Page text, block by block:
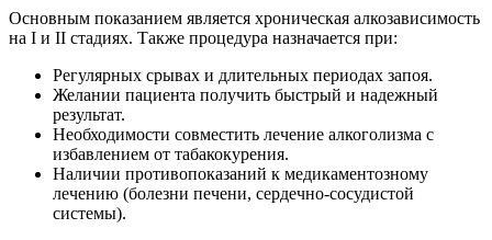
Основным показанием является хроническая алкозависимость
на I и II стадиях. Также процедура назначается при:
Регулярных срывах и длительных периодах запоя.
Желании пациента получить быстрый и надежный
результат.
Необходимости совместить лечение алкоголизма с
избавлением от табакокурения.
Наличии противопоказаний к медикаментозному
лечению (болезни печени, сердечно-сосудистой
системы).